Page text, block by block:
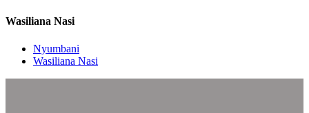
Wasiliana Nasi
Nyumbani
Wasiliana Nasi